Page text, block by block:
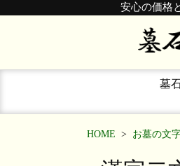
安心の価格
墓
HOME > お墓の文